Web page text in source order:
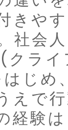
きや
社会
クラ
じめ
えで
経験